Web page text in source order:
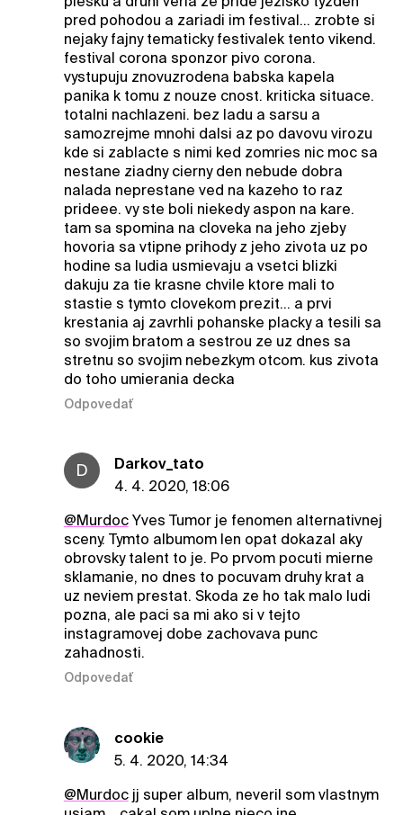
pred pohodou a zariadi im festival... zrobte si
nejaky fajny tematicky festivalek tento vikend.
festival corona sponzor pivo corona.
vystupuju znovuzrodena babska kapela
panika k tomu z nouze cnost. kriticka situace.
totalni nachlazeni. bez ladu a sarsu a
samozrejme mnohi dalsi az po davovu virozu
kde si zablacte s nimi ked zomries nic moc sa
nestane ziadny cierny den nebude dobra
nalada neprestane ved na kazeho to raz
prideee. vy ste boli niekedy aspon na kare.
tam sa spomina na cloveka na jeho zjeby
hovoria sa vtipne prihody z jeho zivota uz po
hodine sa ludia usmievaju a vsetci blizki
dakuju za tie krasne chvile ktore mali to
stastie s tymto clovekom prezit... a prvi
krestania aj zavrhli pohanske placky a tesili sa
so svojim bratom a sestrou ze uz dnes sa
stretnu so svojim nebezkym otcom. kus zivota
do toho umierania decka
Odpovedať
D
Darkov_tato
4. 4. 2020, 18:06
@MurdocYves Tumor je fenomen alternativnej
sceny. Tymto albumom len opat dokazal aky
obrovsky talent to je. Po prvom pocuti mierne
sklamanie, no dnes to pocuvam druhy krat a
uz neviem prestat. Skoda ze ho tak malo ludi
pozna, ale paci sa mi ako si v tejto
instagramovej dobe zachovava punc
zahadnosti.
Odpovedať
cookie
5. 4. 2020, 14:34
@Murdocjj super album, neveril som vlastnym